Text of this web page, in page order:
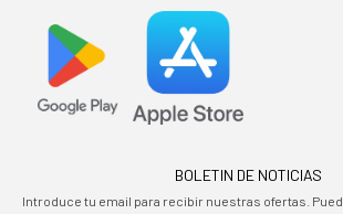
BOLETIN DE NOTICIAS
Introduce tu email para recibir nuestras ofertas.